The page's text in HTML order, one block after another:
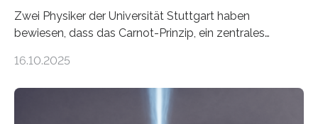
Zwei Physiker der Universität Stuttgart haben
bewiesen, dass das Carnot-Prinzip, ein zentrales
Größenordnung von Atomen gilt, deren physikalische
16.10.2025